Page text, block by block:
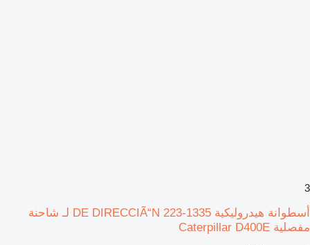
3
أسطوانة هيدروليكية DE DIRECCIÃ“N 223-1335 لـ شاحنة
مفصلية Caterpillar D400E